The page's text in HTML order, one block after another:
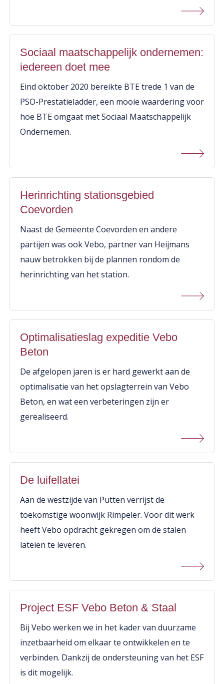
Sociaal maatschappelijk ondernemen:
iedereen doet mee
Eind oktober 2020 bereikte BTE trede 1 van de
PSO-Prestatieladder, een mooie waardering voor
hoe BTE omgaat met Sociaal Maatschappelijk
Ondernemen.
Herinrichting stationsgebied
Coevorden
Naast de Gemeente Coevorden en andere
partijen was ook Vebo, partner van Heijmans
nauw betrokken bij de plannen rondom de
herinrichting van het station.
Optimalisatieslag expeditie Vebo
Beton
De afgelopen jaren is er hard gewerkt aan de
optimalisatie van het opslagterrein van Vebo
Beton, en wat een verbeteringen zijn er
gerealiseerd.
De luifellatei
Aan de westzijde van Putten verrijst de
toekomstige woonwijk Rimpeler. Voor dit werk
heeft Vebo opdracht gekregen om de stalen
lateien te leveren.
Project ESF Vebo Beton & Staal
Bij Vebo werken we in het kader van duurzame
inzetbaarheid om elkaar te ontwikkelen en te
verbinden. Dankzij de ondersteuning van het ESF
is dit mogelijk.